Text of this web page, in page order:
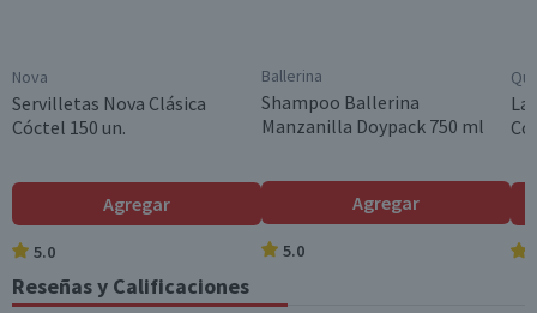
Nova
Servilletas Nova Clásica
Cóctel 150 un.
Agregar
5.0
Ballerina
Shampoo Ballerina
Manzanilla Doypack 750 ml
Agregar
5.0
Reseñas y Calificaciones